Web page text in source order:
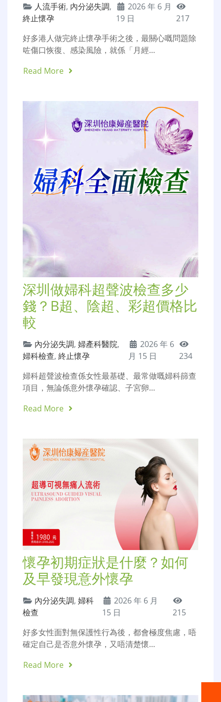
人流手術, 內分泌失調,
終止懷孕
2026 年 6 月
19 日
217
好多港人做完終止懷孕手術之後，最關心嘅問題除
咗傷口恢復、感染風險，就係「月經…
Read More
深圳做婦科超聲波檢查多少
錢？B超、陰超、彩超價格比
較
內分泌失調, 婦產科醫院,
婦科檢查, 終止懷孕
2026 年 6
月 15 日
234
婦科超聲波檢查係女性最基礎、最常做嘅婦科篩查
項目，無論係意外懷孕確認、子宮卵…
Read More
懷孕初期症狀是什麼？如何
及早發現意外懷孕
內分泌失調, 婦科
檢查
2026 年 6 月
15 日
215
好多女性面對無保護性行為後，都會極度焦慮，唔
確定自己是否意外懷孕，又唔清楚懷…
Read More